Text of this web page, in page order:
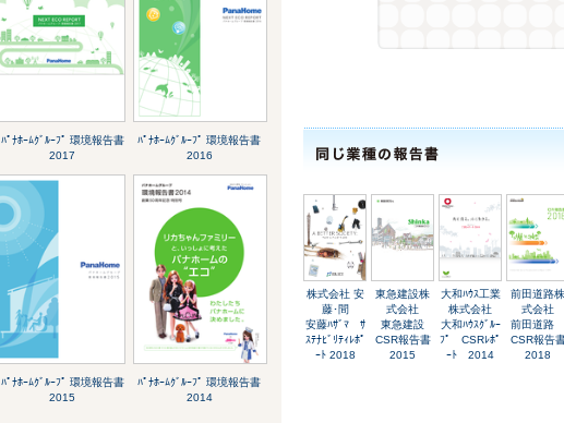
ﾊﾟﾅﾎｰﾑｸﾞﾙｰﾌﾟ 環境報告書
2017
ﾊﾟﾅﾎｰﾑｸﾞﾙｰﾌﾟ 環境報告書
2016
ﾊﾟﾅﾎｰﾑｸﾞﾙｰﾌﾟ 環境報告書
2015
ﾊﾟﾅﾎｰﾑｸﾞﾙｰﾌﾟ 環境報告書
2014
株式会社 安
藤･間
安藤ﾊｻﾞﾏ ｻ
ｽﾃﾅﾋﾞﾘﾃｨﾚﾎﾟ
ｰﾄ 2018
東急建設株
式会社
東急建設
CSR報告書
2015
大和ﾊｳｽ工業
株式会社
大和ﾊｳｽｸﾞﾙｰ
ﾌﾟ CSRﾚﾎﾟ
ｰﾄ 2014
前田道路株
式会社
前田道路
CSR報告
2018